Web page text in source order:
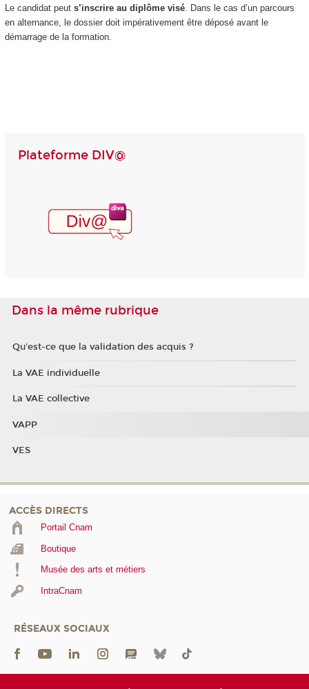
Le candidat peut s’inscrire au diplôme visé. Dans le cas d’un parcours
en alternance, le dossier doit impérativement être déposé avant le
démarrage de la formation.
Plateforme DIV@
Dans la même rubrique
Qu'est-ce que la validation des acquis ?
La VAE individuelle
La VAE collective
VAPP
VES
ACCÈS DIRECTS
Portail Cnam
Boutique
Musée des arts et métiers
IntraCnam
RÉSEAUX SOCIAUX